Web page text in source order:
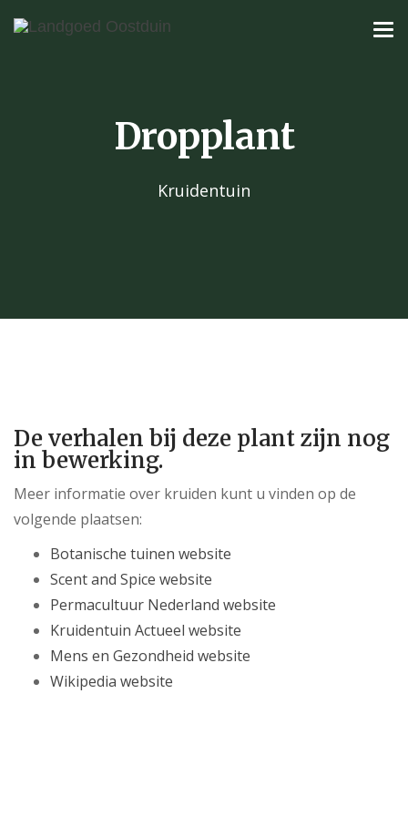
Dropplant
Kruidentuin
De verhalen bij deze plant zijn nog
in bewerking.
Meer informatie over kruiden kunt u vinden op de
volgende plaatsen:
Botanische tuinen website
Scent and Spice website
Permacultuur Nederland website
Kruidentuin Actueel website
Mens en Gezondheid website
Wikipedia website